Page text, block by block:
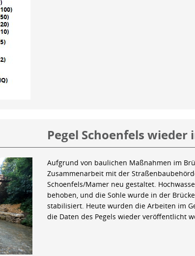
Pegel Schoenfels wieder
Aufgrund von baulichen Maßnahmen im
Zusammenarbeit mit der
Schoenfels/Mamer neu gestaltet.
behoben, und die Sohle wurde in der
stabilisiert. Heute wurden die Arbeiten im
die Daten des Pegels wieder veröffentlicht